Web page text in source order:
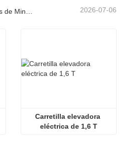
2026-07-06
Carretilla elevadora
eléctrica de 1,6 T